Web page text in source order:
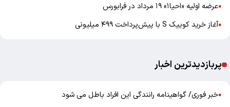
●عرضه اولیه «احیا۱» ۱۹ مرداد در فرابورس
●آغاز خرید کوییک S با پیش‌پرداخت ۴۹۹ میلیونی
پربازدیدترین اخبار
●خبر فوری/ گواهینامه رانندگی این افراد باطل می شود